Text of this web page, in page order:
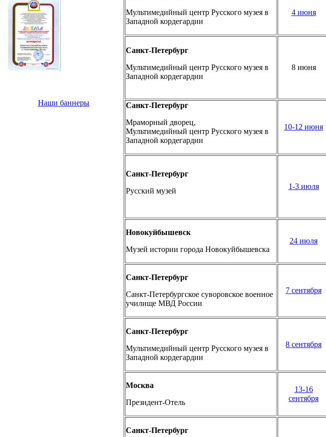
Наши баннеры
Мультимедийный центр Русского музея в
Западной кордегардии
4 июня
Санкт-Петербург
Мультимедийный центр Русского музея в
Западной кордегардии
8 июня
Санкт-Петербург
Мраморный дворец,
Мультимедийный центр Русского музея в
Западной кордегардии
10-12 июня
Санкт-Петербург
Русский музей
1-3 июля
Новокуйбышевск
Музей истории города Новокуйбышевска
24 июля
Санкт-Петербург
Санкт-Петербургское суворовское военное
училище МВД России
7 сентября
Санкт-Петербург
Мультимедийный центр Русского музея в
Западной кордегардии
8 сентября
Москва
Президент-Отель
13-16
сентября
Санкт-Петербург